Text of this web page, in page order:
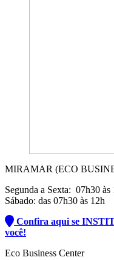
MIRAMAR (ECO
Segunda a Sexta: 07h30 às
Sábado: das 07h30 às 12h
Confira aqui se
você!
Eco Business Center